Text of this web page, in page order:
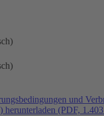
und
herunterladen (PDF,